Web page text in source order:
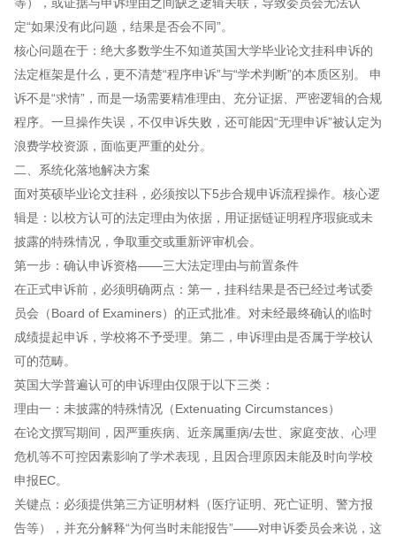
定“如果没有此问题，结果是否会不同”。
核心问题在于：绝大多数学生不知道英国大学毕业论文挂科申诉的
法定框架是什么，更不清楚“程序申诉”与“学术判断”的本质区别。 申
诉不是“求情”，而是一场需要精准理由、充分证据、严密逻辑的合规
程序。一旦操作失误，不仅申诉失败，还可能因“无理申诉”被认定为
浪费学校资源，面临更严重的处分。
二、系统化落地解决方案
面对英硕毕业论文挂科，必须按以下5步合规申诉流程操作。核心逻
辑是：以校方认可的法定理由为依据，用证据链证明程序瑕疵或未
披露的特殊情况，争取重交或重新评审机会。
第一步：确认申诉资格——三大法定理由与前置条件
在正式申诉前，必须明确两点：第一，挂科结果是否已经过考试委
员会（Board of Examiners）的正式批准。对未经最终确认的临时
成绩提起申诉，学校将不予受理。第二，申诉理由是否属于学校认
可的范畴。
英国大学普遍认可的申诉理由仅限于以下三类：
理由一：未披露的特殊情况（Extenuating Circumstances）
在论文撰写期间，因严重疾病、近亲属重病/去世、家庭变故、心理
危机等不可控因素影响了学术表现，且因合理原因未能及时向学校
申报EC。
关键点：必须提供第三方证明材料（医疗证明、死亡证明、警方报
告等），并充分解释“为何当时未能报告”——对申诉委员会来说，这